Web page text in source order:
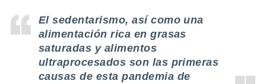
de que
sean
El sedentarismo, así como una
alimentación rica en grasas
saturadas y alimentos
ultraprocesados son las primeras
causas de esta pandemia de